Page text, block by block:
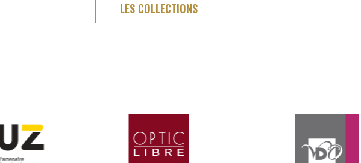
LES COLLECTIONS